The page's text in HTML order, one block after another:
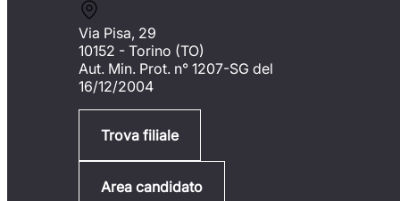
Via Pisa, 29
10152 - Torino (TO)
Aut. Min. Prot. n° 1207-SG del
16/12/2004
Trova filiale
Area candidato